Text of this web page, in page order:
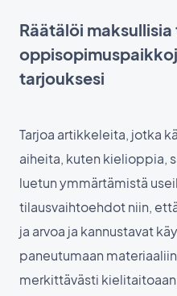
Räätälöi
tarjouksesi
Tarjoa artikkeleita, jotka
aiheita, kuten kielioppia,
luetun ymmärtämistä
tilausvaihtoehdot niin,
ja arvoa ja kannustavat
paneutumaan
merkittävästi